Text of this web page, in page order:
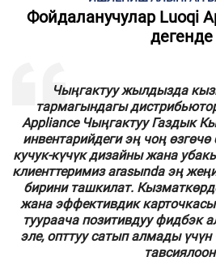
Фойдаланучулар Luoqi
дегенде
Чыңгактуу жылдызда
тармагындагы
Appliance Чыңгактуу Газдык
инвентарийдеги эң чоң
кучук-күчүк дизайны жана
клиенттеримиз аrasыnda эң
бирини ташкилат.
жана эффективдик
туураача позитивдуу фидбэк
эле, опттуу сатып алмады